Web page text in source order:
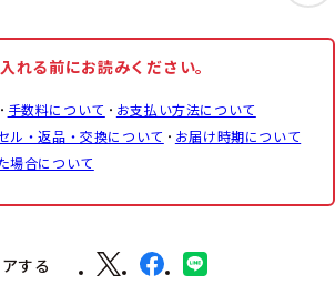
れる前にお読みください。
手数料について
お支払い方法について
ル・返品・交換について
お届け時期について
場合について
する